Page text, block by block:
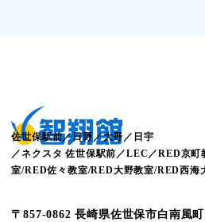
佐世保駅前／日野／大野／日宇
／ネクスタ 佐世保駅前／LEC／RED京
室/RED佐々教室/RED大野教室/RED西海
〒857-0862 長崎県佐世保市白南風